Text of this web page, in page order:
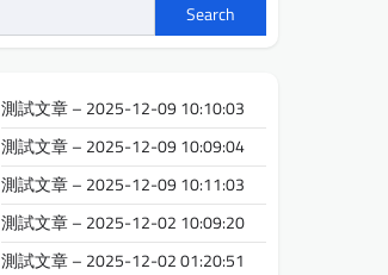
Search
測試文章 – 2025-12-09 10:10:03
測試文章 – 2025-12-09 10:09:04
測試文章 – 2025-12-09 10:11:03
測試文章 – 2025-12-02 10:09:20
測試文章 – 2025-12-02 01:20:51